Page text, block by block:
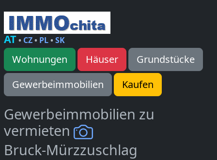
AT• CZ• PL•SK
Wohnungen Häuser
Grundstücke
Gewerbeimmobilien
Kaufen
Gewerbeimmobilien zu
vermieten
Bruck-Mürzzuschlag